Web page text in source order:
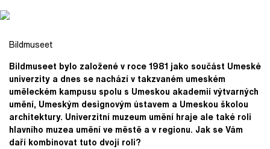
Bildmuseet
Bildmuseet bylo založené v roce 1981 jako součást Umeské
univerzity a dnes se nachází v takzvaném umeském
uměleckém kampusu spolu s Umeskou akademií výtvarných
umění, Umeským designovým ústavem a Umeskou školou
architektury. Univerzitní muzeum umění hraje ale také roli
hlavního muzea umění ve městě a v regionu. Jak se Vám
daří kombinovat tuto dvojí roli?